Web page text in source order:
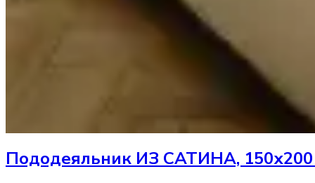
Пододеяльник ИЗ САТИНА,